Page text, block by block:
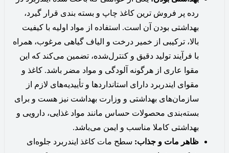
رده پر فروش ترین کاغذ چاپ و بسته بندی قرار گیرد،
بهداشتی بودن آن است. استفاده از مواد اولیه با کیفیت
بالا، ترکیبی از خمیر درخت و الیاف گیاهی مرغوب، همراه
با فرآیند تولید دقیق و کنترل‌شده، تضمین می‌کند که این
مقوا عاری از هرگونه آلودگی و مواد مضر باشد. کاغذ و
مقوای ایندربرد دارای استانداردها و تأییدیه‌های لازم از
سازمان‌های بهداشتی و وزارت بهداشت نیز هست و برای
بسته‌بندی محصولات حساس مانند مواد غذایی، دارویی و
بهداشتی کاملا مناسب و ایمن می‌باشد.
ظاهر مات و جذاب: سطح مات کاغذ ایندربرد جلوه‌ای